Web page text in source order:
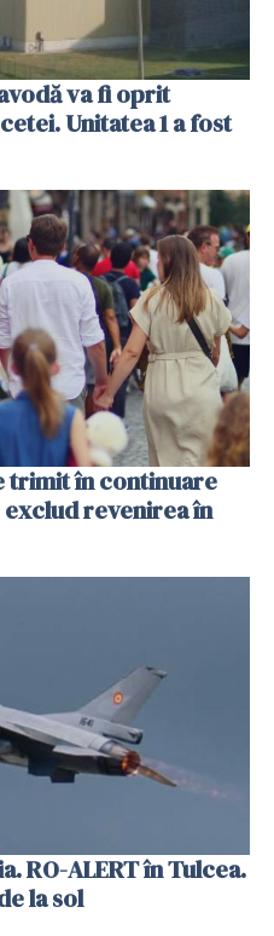
va fi oprit
Unitatea 1 a fost
trimit în continuare
exclud revenirea în
RO-ALERT în Tulcea.
la sol